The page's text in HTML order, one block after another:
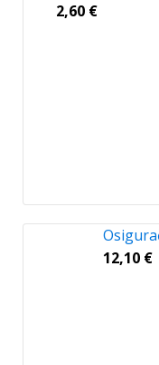
2,60 €
12,10 €